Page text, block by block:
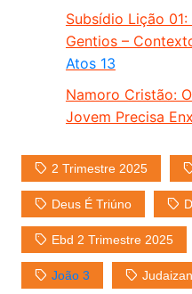
Subsídio Lição
Gentios –
Atos 13
Namoro Cristão:
Jovem Precisa
2 Trimestre 2025
Deus É Triúno
Ebd 2 Trimestre 2025
João 3